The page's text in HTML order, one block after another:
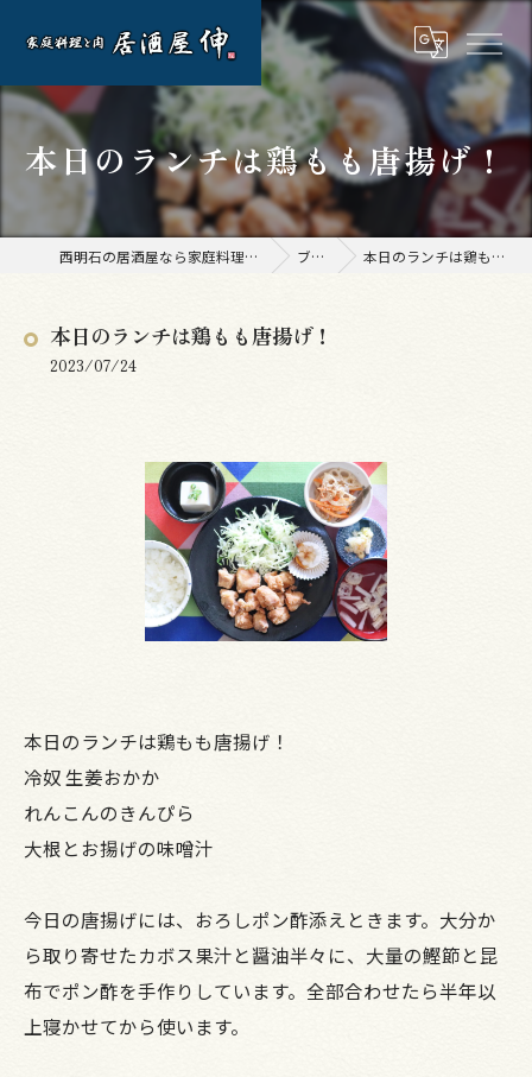
本日のランチは鶏もも唐揚げ！
西明石の居酒屋なら家庭料理と肉 居酒屋 伸 ブログ 本日のランチは鶏もも唐揚げ！
本日のランチは鶏もも唐揚げ！
2023/07/24
本日のランチは鶏もも唐揚げ！
冷奴 生姜おかか
れんこんのきんぴら
大根とお揚げの味噌汁
今日の唐揚げには、おろしポン酢添えときます。大分か
ら取り寄せたカボス果汁と醤油半々に、大量の鰹節と昆
布でポン酢を手作りしています。全部合わせたら半年以
上寝かせてから使います。